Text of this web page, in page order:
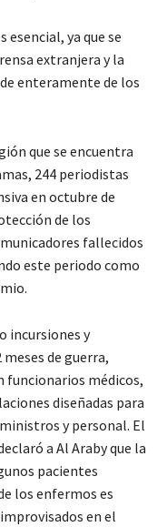
esencial, ya que se
extranjera y la
enteramente de los
que se encuentra
244 periodistas
en octubre de
de los
fallecidos
este periodo como
incursiones y
de guerra,
funcionarios médicos,
diseñadas para
y personal. El
a Al Araby que la
pacientes
los enfermos es
en el